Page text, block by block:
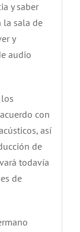
y saber
la sala de
y
audio
con
así
de
todavía
de